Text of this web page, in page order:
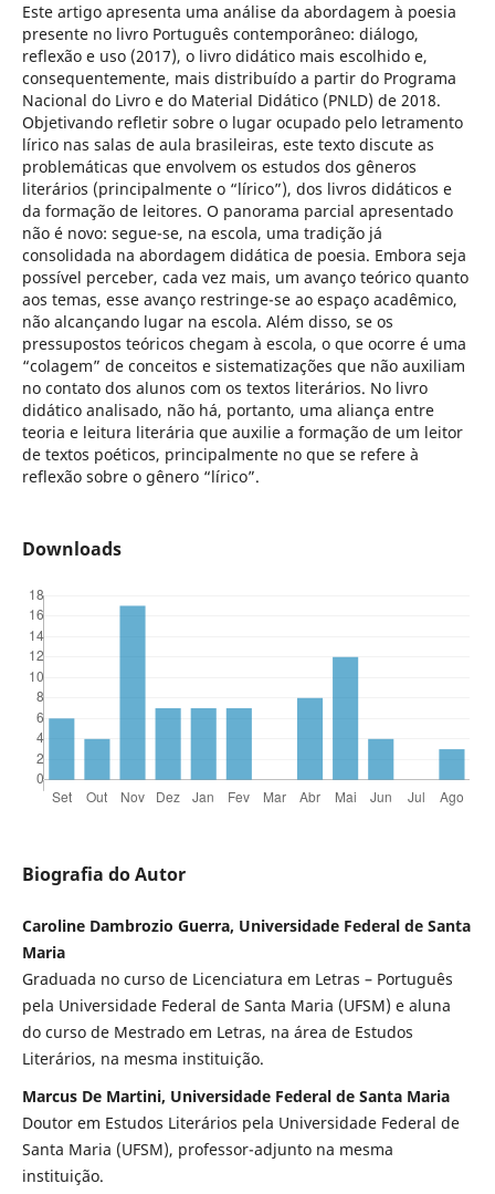
Este artigo apresenta uma análise da abordagem à poesia
presente no livro Português contemporâneo: diálogo,
reflexão e uso (2017), o livro didático mais escolhido e,
consequentemente, mais distribuído a partir do Programa
Nacional do Livro e do Material Didático (PNLD) de 2018.
Objetivando refletir sobre o lugar ocupado pelo letramento
lírico nas salas de aula brasileiras, este texto discute as
problemáticas que envolvem os estudos dos gêneros
literários (principalmente o “lírico”), dos livros didáticos e
da formação de leitores. O panorama parcial apresentado
não é novo: segue-se, na escola, uma tradição já
consolidada na abordagem didática de poesia. Embora seja
possível perceber, cada vez mais, um avanço teórico quanto
aos temas, esse avanço restringe-se ao espaço acadêmico,
não alcançando lugar na escola. Além disso, se os
pressupostos teóricos chegam à escola, o que ocorre é uma
“colagem” de conceitos e sistematizações que não auxiliam
no contato dos alunos com os textos literários. No livro
didático analisado, não há, portanto, uma aliança entre
teoria e leitura literária que auxilie a formação de um leitor
de textos poéticos, principalmente no que se refere à
reflexão sobre o gênero “lírico”.
Downloads
Biografia do Autor
Caroline Dambrozio Guerra, Universidade Federal de Santa
Maria
Graduada no curso de Licenciatura em Letras – Português
pela Universidade Federal de Santa Maria (UFSM) e aluna
do curso de Mestrado em Letras, na área de Estudos
Literários, na mesma instituição.
Marcus De Martini, Universidade Federal de Santa Maria
Doutor em Estudos Literários pela Universidade Federal de
Santa Maria (UFSM), professor-adjunto na mesma
instituição.